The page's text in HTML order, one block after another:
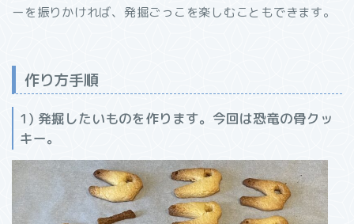
ーを振りかければ、発掘ごっこを楽しむこともできます。
作り方手順
1) 発掘したいものを作ります。今回は恐竜の骨クッ
キー。